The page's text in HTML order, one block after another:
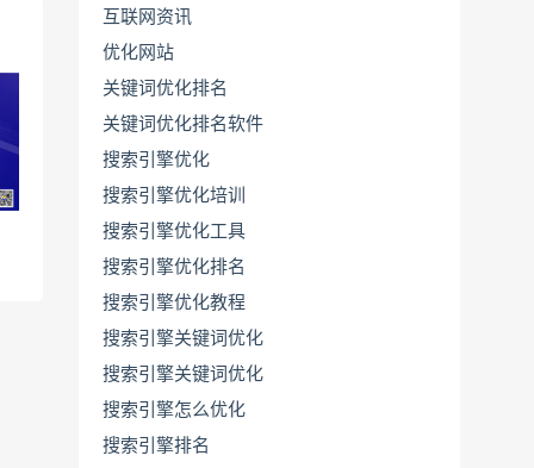
互联网资讯
优化网站
关键词优化排名
关键词优化排名软件
搜索引擎优化
搜索引擎优化培训
搜索引擎优化工具
搜索引擎优化排名
搜索引擎优化教程
搜索引擎关键词优化
搜索引擎关键词优化
搜索引擎怎么优化
搜索引擎排名